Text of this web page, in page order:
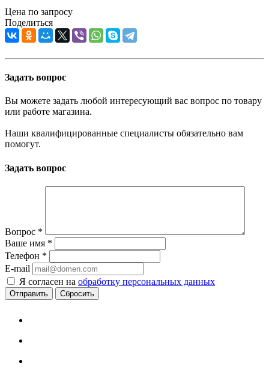
Цена по запросу
Поделиться
Задать вопрос
Вы можете задать любой интересующий вас вопрос по товару
или работе магазина.
Наши квалифицированные специалисты обязательно вам
помогут.
Задать вопрос
Вопрос *
Ваше имя *
Телефон *
E-mail
Я согласен на обработку персональных данных
Сбросить